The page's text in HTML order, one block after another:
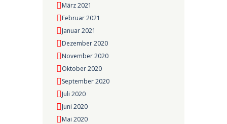
März 2021
Februar 2021
Januar 2021
Dezember 2020
November 2020
Oktober 2020
September 2020
Juli 2020
Juni 2020
Mai 2020